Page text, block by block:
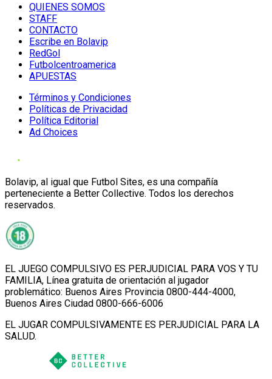
QUIENES SOMOS
STAFF
CONTACTO
Escribe en Bolavip
RedGol
Futbolcentroamerica
APUESTAS
Términos y Condiciones
Políticas de Privacidad
Política Editorial
Ad Choices
Bolavip, al igual que Futbol Sites, es una compañía
perteneciente a Better Collective. Todos los derechos
reservados.
EL JUEGO COMPULSIVO ES PERJUDICIAL PARA VOS Y TU
FAMILIA, Línea gratuita de orientación al jugador
problemático: Buenos Aires Provincia 0800-444-4000,
Buenos Aires Ciudad 0800-666-6006
EL JUGAR COMPULSIVAMENTE ES PERJUDICIAL PARA LA
SALUD.